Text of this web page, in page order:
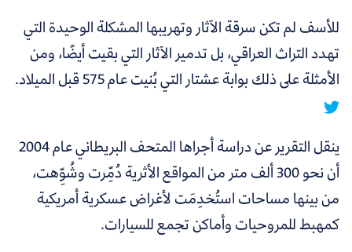
للأسف لم تكن سرقة الآثار وتهريبها المشكلة الوحيدة التي
تهدد التراث العراقي، بل تدمير الآثار التي بقيت أيضًا،ومن
الأمثلة على ذلك بوابة عشتار التي بُنيت عام 575 قبل الميلاد.
ينقل التقرير عن دراسة أجراها المتحف البريطاني عام 2004
أن نحو 300 ألف متر من المواقع الأثرية دُمِّرت وشُوِّهت،
من بينها مساحات استُخدِمَت لأغراض عسكرية أمريكية
كمهبط للمروحيات وأماكن تجمع للسيارات.